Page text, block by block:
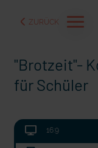
ZURÜCK
"Brotzeit"-
für Schüler
16:9